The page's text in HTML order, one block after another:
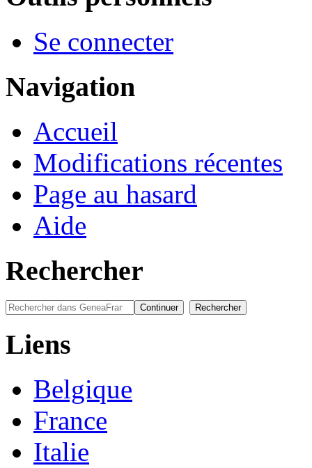
Se connecter
Navigation
Accueil
Modifications récentes
Page au hasard
Aide
Rechercher
Liens
Belgique
France
Italie